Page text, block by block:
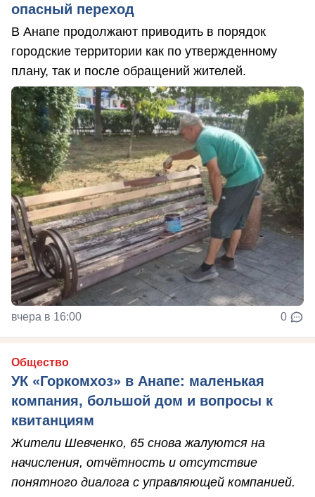
опасный переход
В Анапе продолжают приводить в порядок
городские территории как по утвержденному
плану, так и после обращений жителей.
вчера в 16:00 0
Общество
УК «Горкомхоз» в Анапе: маленькая
компания, большой дом и вопросы к
квитанциям
Жители Шевченко, 65 снова жалуются на
начисления, отчётность и отсутствие
понятного диалога с управляющей компанией.